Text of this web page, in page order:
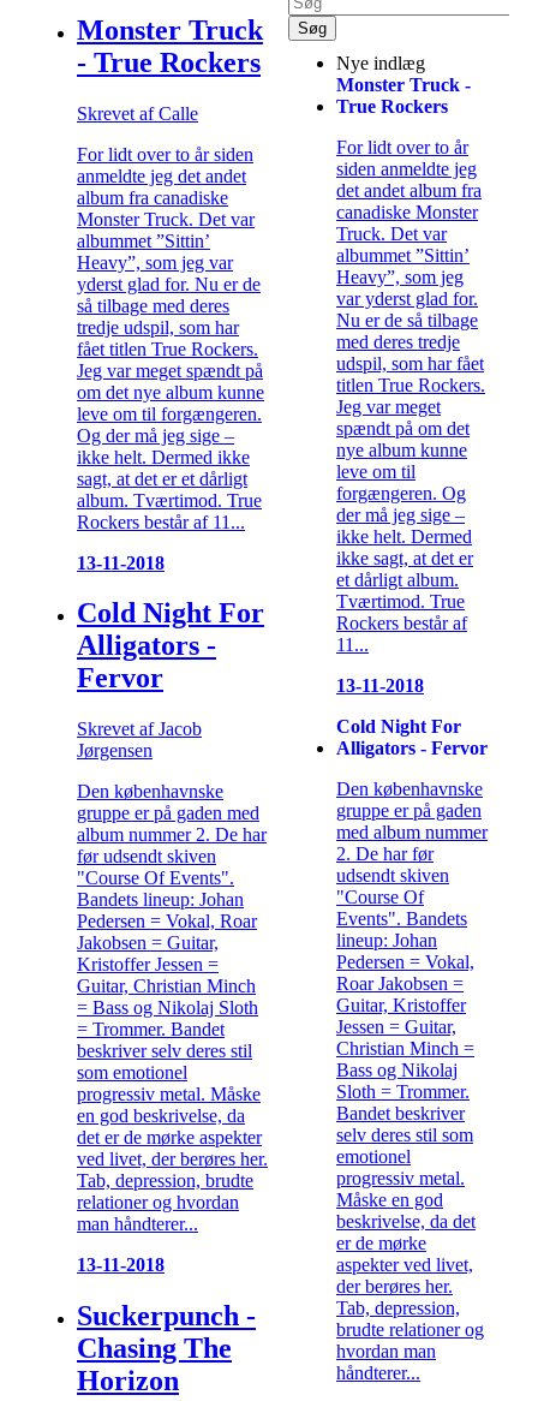
Monster Truck
- True Rockers
Skrevet af Calle
For lidt over to år siden
anmeldte jeg det andet
album fra canadiske
Monster Truck. Det var
albummet ”Sittin’
Heavy”, som jeg var
yderst glad for. Nu er de
så tilbage med deres
tredje udspil, som har
fået titlen True Rockers.
Jeg var meget spændt på
om det nye album kunne
leve om til forgængeren.
Og der må jeg sige –
ikke helt. Dermed ikke
sagt, at det er et dårligt
album. Tværtimod. True
Rockers består af 11...
13-11-2018
Cold Night For
Alligators -
Fervor
Skrevet af Jacob
Jørgensen
Den københavnske
gruppe er på gaden med
album nummer 2. De har
før udsendt skiven
"Course Of Events".
Bandets lineup: Johan
Pedersen = Vokal, Roar
Jakobsen = Guitar,
Kristoffer Jessen =
Guitar, Christian Minch
= Bass og Nikolaj Sloth
= Trommer. Bandet
beskriver selv deres stil
som emotionel
progressiv metal. Måske
en god beskrivelse, da
det er de mørke aspekter
ved livet, der berøres her.
Tab, depression, brudte
relationer og hvordan
man håndterer...
13-11-2018
Suckerpunch -
Chasing The
Horizon
Nye indlæg
Monster Truck -
True Rockers
For lidt over to år
siden anmeldte jeg
det andet album fra
canadiske Monster
Truck. Det var
albummet ”Sittin’
Heavy”, som jeg
var yderst glad for.
Nu er de så tilbage
med deres tredje
udspil, som har fået
titlen True Rockers.
Jeg var meget
spændt på om det
nye album kunne
leve om til
forgængeren. Og
der må jeg sige –
ikke helt. Dermed
ikke sagt, at det er
et dårligt album.
Tværtimod. True
Rockers består af
11...
13-11-2018
Cold Night For
Alligators - Fervor
Den københavnske
gruppe er på gaden
med album nummer
2. De har før
udsendt skiven
"Course Of
Events". Bandets
lineup: Johan
Pedersen = Vokal,
Roar Jakobsen =
Guitar, Kristoffer
Jessen = Guitar,
Christian Minch =
Bass og Nikolaj
Sloth = Trommer.
Bandet beskriver
selv deres stil som
emotionel
progressiv metal.
Måske en god
beskrivelse, da det
er de mørke
aspekter ved livet,
der berøres her.
Tab, depression,
brudte relationer og
hvordan man
håndterer...